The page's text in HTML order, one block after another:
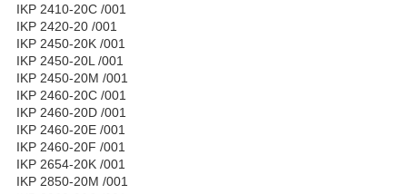
IKP 2410-20C /001
IKP 2420-20 /001
IKP 2450-20K /001
IKP 2450-20L /001
IKP 2450-20M /001
IKP 2460-20C /001
IKP 2460-20D /001
IKP 2460-20E /001
IKP 2460-20F /001
IKP 2654-20K /001
IKP 2850-20M /001